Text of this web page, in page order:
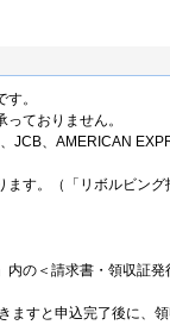
。
ておりません。
JCB、AMERICAN
す。（「リボルビン
の＜請求書・領収証
ますと申込完了後に、